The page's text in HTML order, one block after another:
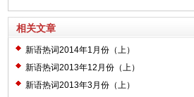
相关文章
新语热词2014年1月份（上）
新语热词2013年12月份（上）
新语热词2013年3月份（上）